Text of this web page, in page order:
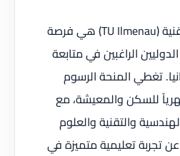
منحة جامعة إلميناو التقنية (TU Ilmenau) هي فرصة
الراغبين في متابعة
تغطي المنحة الرسوم
للسكن والمعيشة، مع
والتقنية والعلوم
تجربة تعليمية متميزة في